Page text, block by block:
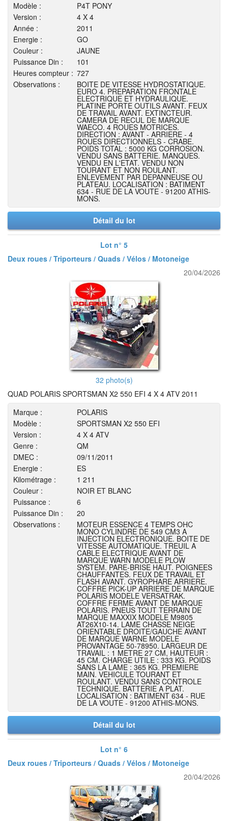
Modèle :
P4T PONY
Version :
4 X 4
Année :
2011
Energie :
GO
Couleur :
JAUNE
Puissance Din :
101
Heures compteur : 727
Observations :
BOITE DE VITESSE HYDROSTATIQUE.
EURO 4. PREPARATION FRONTALE
ELECTRIQUE ET HYDRAULIQUE.
PLATINE PORTE OUTILS AVANT. FEUX
DE TRAVAIL AVANT. EXTINCTEUR.
CAMERA DE RECUL DE MARQUE
WAECO. 4 ROUES MOTRICES.
DIRECTION : AVANT - ARRIERE - 4
ROUES DIRECTIONNELS - CRABE.
POIDS TOTAL : 5000 KG CORROSION.
VENDU SANS BATTERIE. MANQUES.
VENDU EN L'ETAT. VENDU NON
TOURANT ET NON ROULANT.
ENLEVEMENT PAR DEPANNEUSE OU
PLATEAU. LOCALISATION : BATIMENT
634 - RUE DE LA VOUTE - 91200 ATHIS-
MONS.
Détail du lot
Lot n° 5
Deux roues / Triporteurs / Quads / Vélos / Motoneige
20/04/2026
32 photo(s)
QUAD POLARIS SPORTSMAN X2 550 EFI 4 X 4 ATV 2011
Marque :
POLARIS
Modèle :
SPORTSMAN X2 550 EFI
Version :
4 X 4 ATV
Genre :
QM
DMEC :
09/11/2011
Energie :
ES
Kilométrage :
1 211
Couleur :
NOIR ET BLANC
Puissance :
6
Puissance Din :
20
Observations :
MOTEUR ESSENCE 4 TEMPS OHC
MONO CYLINDRE DE 549 CM3 A
INJECTION ELECTRONIQUE. BOITE DE
VITESSE AUTOMATIQUE. TREUIL A
CABLE ELECTRIQUE AVANT DE
MARQUE WARN MODELE PLOW
SYSTEM. PARE-BRISE HAUT. POIGNEES
CHAUFFANTES. FEUX DE TRAVAIL ET
FLASH AVANT. GYROPHARE ARRIERE.
COFFRE PICK-UP ARRIERE DE MARQUE
POLARIS MODELE VERSATRAK.
COFFRE FERME AVANT DE MARQUE
POLARIS. PNEUS TOUT TERRAIN DE
MARQUE MAXXIX MODELE M9805
AT26X10-14. LAME CHASSE NEIGE
ORIENTABLE DROITE/GAUCHE AVANT
DE MARQUE WARNE MODELE
PROVANTAGE 50-78950. LARGEUR DE
TRAVAIL : 1 METRE 27 CM, HAUTEUR :
45 CM. CHARGE UTILE : 333 KG. POIDS
SANS LA LAME : 365 KG. PREMIERE
MAIN. VEHICULE TOURANT ET
ROULANT. VENDU SANS CONTROLE
TECHNIQUE. BATTERIE A PLAT.
LOCALISATION : BATIMENT 634 - RUE
DE LA VOUTE - 91200 ATHIS-MONS.
Détail du lot
Lot n° 6
Deux roues / Triporteurs / Quads / Vélos / Motoneige
20/04/2026